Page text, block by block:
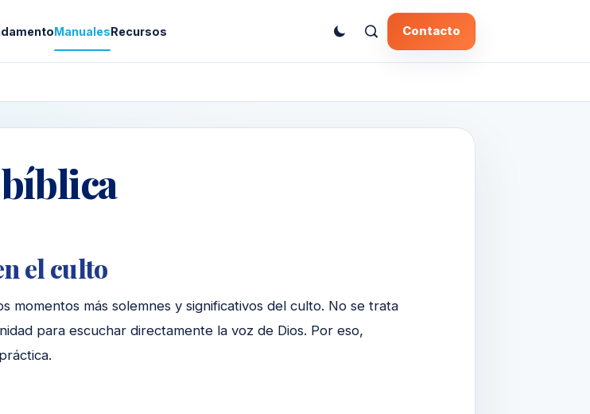
ManualesRecursos Contacto
el culto
momentos más solemnes y significativos del culto. No se trata
para escuchar directamente la voz de Dios. Por eso,